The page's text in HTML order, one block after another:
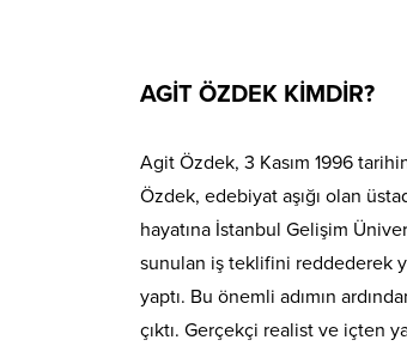
AGİT ÖZDEK KİMDİR?
Agit Özdek, 3 Kasım 1996
Özdek, edebiyat aşığı olan
hayatına İstanbul Gelişim
sunulan iş teklifini reddederek
yaptı. Bu önemli adımın
çıktı. Gerçekçi realist ve içten